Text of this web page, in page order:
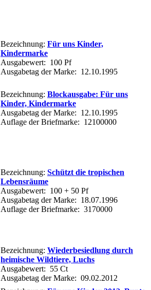
Bezeichnung: Für uns Kinder,
Kindermarke
Ausgabewert: 100 Pf
Ausgabetag der Marke: 12.10.1995
Bezeichnung: Blockausgabe: Für uns
Kinder, Kindermarke
Ausgabetag der Marke: 12.10.1995
Auflage der Briefmarke: 12100000
Bezeichnung: Schützt die tropischen
Lebensräume
Ausgabewert: 100 + 50 Pf
Ausgabetag der Marke: 18.07.1996
Auflage der Briefmarke: 3170000
Bezeichnung: Wiederbesiedlung durch
heimische Wildtiere, Luchs
Ausgabewert: 55 Ct
Ausgabetag der Marke: 09.02.2012